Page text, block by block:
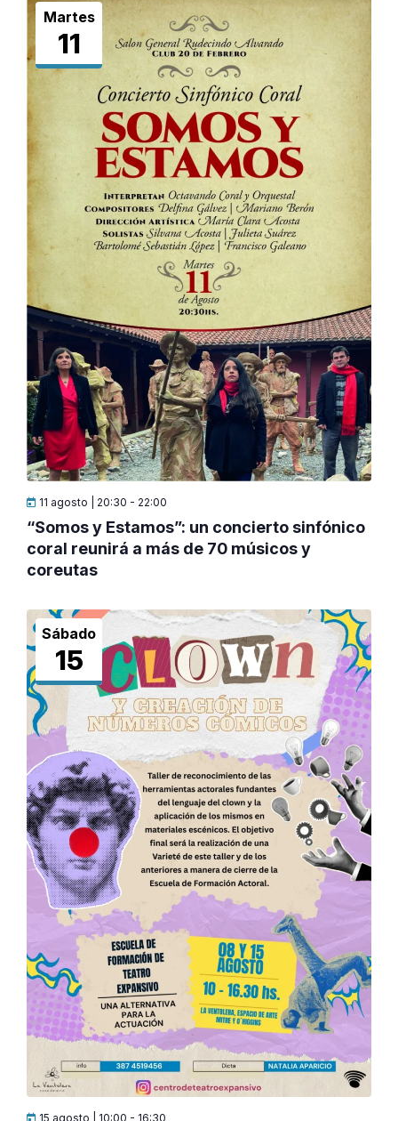
Martes
11
11 agosto | 20:30 - 22:00
“Somos y Estamos”: un concierto sinfónico
coral reunirá a más de 70 músicos y
coreutas
Sábado
15
15 agosto | 10:00 - 16:30